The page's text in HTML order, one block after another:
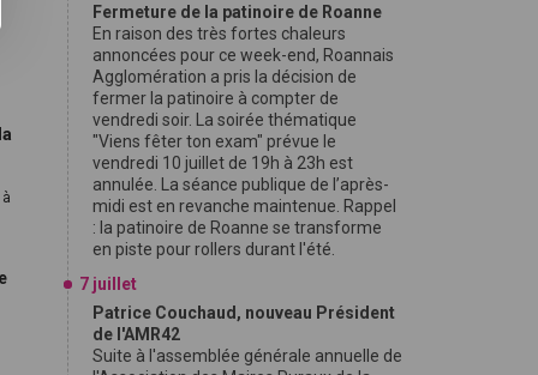
Fermeture de la patinoire de Roanne
En raison des très fortes chaleurs
annoncées pour ce week-end, Roannais
Agglomération a pris la décision de
fermer la patinoire à compter de
vendredi soir. La soirée thématique
"Viens fêter ton exam" prévue le
vendredi 10 juillet de 19h à 23h est
annulée. La séance publique de l’après-
midi est en revanche maintenue. Rappel
: la patinoire de Roanne se transforme
en piste pour rollers durant l'été.
7 juillet
Patrice Couchaud, nouveau Président
de l'AMR42
Suite à l'assemblée générale annuelle de